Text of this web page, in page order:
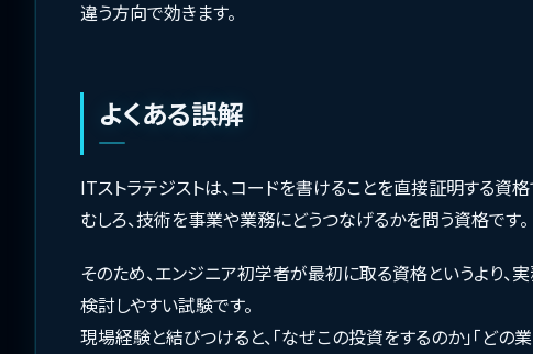
違う方向で効きます。
よくある誤解
ITストラテジストは、コードを書けることを直接証明する資格
むしろ、技術を事業や業務にどうつなげるかを問う資格です。
そのため、エンジニア初学者が最初に取る資格というより
検討しやすい試験です。
現場経験と結びつけると、「なぜこの投資をするのか」「どの